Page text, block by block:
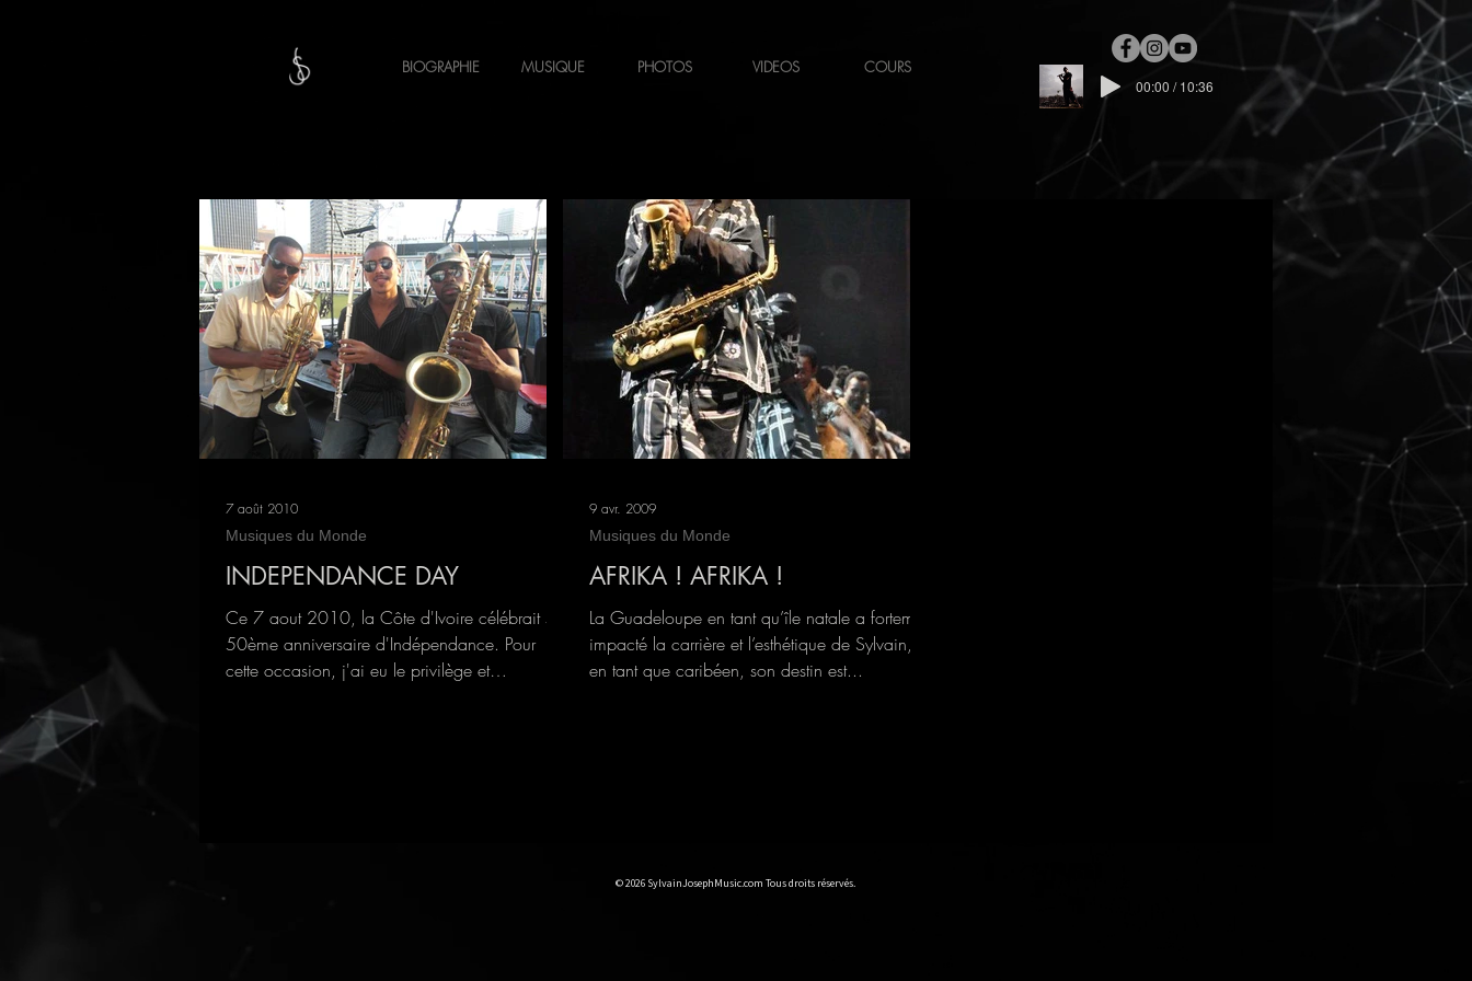
BIOGRAPHIE MUSIQUE PHOTOS VIDEOS COURS
00:00 / 10:36
INDEPENDANCE DAY
Ce 7 aout 2010, la Côte d'Ivoire célébrait son
50ème anniversaire d'Indépendance. Pour
cette occasion, j'ai eu le privilège et
Musiques du Monde
7 août 2010
AFRIKA ! AFRIKA !
La Guadeloupe en tant qu’île natale a fortement
impacté la carrière et l’esthétique de Sylvain, et
en tant que caribéen, son destin est...
Musiques du Monde
9 avr. 2009
© 2026 SylvainJosephMusic.com Tous droits réservés.